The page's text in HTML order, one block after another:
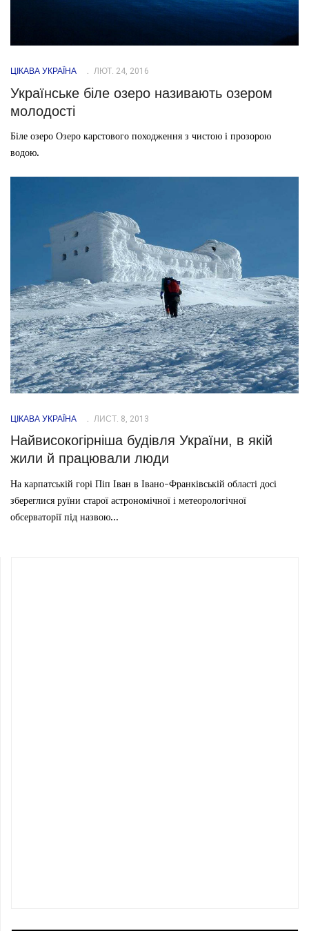
ЦІКАВА УКРАЇНА ЛЮТ. 24, 2016
Українське біле озеро називають озером
молодості
Біле озеро Озеро карстового походження з чистою і прозорою
водою.
ЦІКАВА УКРАЇНА ЛИСТ. 8, 2013
Найвисокогірніша будівля України, в якій
жили й працювали люди
На карпатській горі Піп Іван в Івано-Франківській області досі
збереглися руїни старої астрономічної і метеорологічної
обсерваторії під назвою...